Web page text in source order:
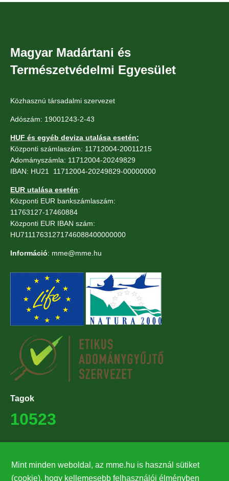
Magyar Madártani és
Természetvédelmi Egyesület
Közhasznú társadalmi szervezet
Adószám: 19001243-2-43
HUF és egyéb deviza utalása esetén:
Központi számlaszám: 11712004-20011215
Adományszámla: 11712004-20249829
IBAN: HU21 11712004-20249829-00000000
EUR utalása esetén:
Központi EUR bankszámlaszám:
11763127-17460884
Központi EUR IBAN szám:
HU71117631271746088400000000
Információ: mme@mme.hu
Tagok
10523
27224
Mint minden weboldal, az mme.hu is használ sütiket
(cookie), hogy kellemesebb felhasználói élményben